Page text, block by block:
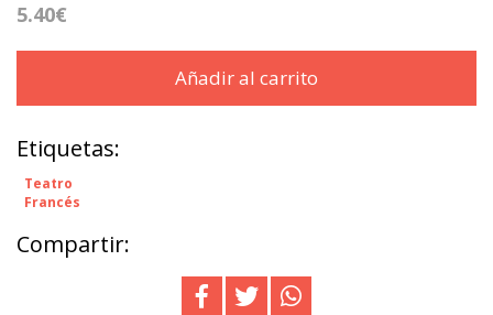
5.40€
Añadir al carrito
Etiquetas:
Teatro
Francés
Compartir: